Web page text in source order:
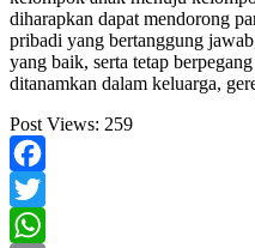
diharapkan dapat mendorong
pribadi yang bertanggung
yang baik, serta tetap
ditanamkan dalam keluarga,
Post Views: 259
Facebook
Twitter